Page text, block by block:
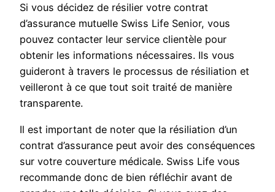
Si vous décidez de résilier votre contrat
d’assurance mutuelle Swiss Life Senior, vous
pouvez contacter leur service clientèle pour
obtenir les informations nécessaires. Ils vous
guideront à travers le processus de résiliation et
veilleront à ce que tout soit traité de manière
transparente.
Il est important de noter que la résiliation d’un
contrat d’assurance peut avoir des conséquences
sur votre couverture médicale. Swiss Life vous
recommande donc de bien réfléchir avant de